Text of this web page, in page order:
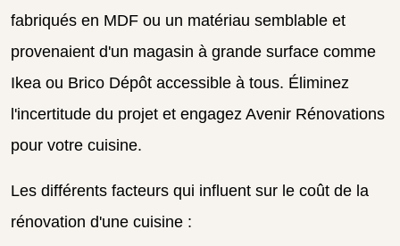
fabriqués en MDF ou un matériau semblable et
provenaient d'un magasin à grande surface comme
Ikea ou Brico Dépôt accessible à tous. Éliminez
l'incertitude du projet et engagez Avenir Rénovations
pour votre cuisine.
Les différents facteurs qui influent sur le coût de la
rénovation d'une cuisine :